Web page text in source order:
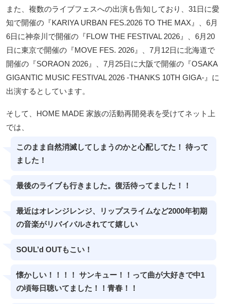
また、複数のライブフェスへの出演も告知しており、31日に愛
知で開催の『KARIYA URBAN FES.2026 TO THE MAX』、6月
6日に神奈川で開催の『FLOW THE FESTIVAL 2026』、6月20
日に東京で開催の『MOVE FES. 2026』、7月12日に北海道で
開催の『SORAON 2026』、7月25日に大阪で開催の『OSAKA
GIGANTIC MUSIC FESTIVAL 2026 -THANKS 10TH GIGA-』に
出演するとしています。
そして、HOME MADE 家族の活動再開発表を受けてネット上
では、
このまま自然消滅してしまうのかと心配してた！ 待って
ました！
最後のライブも行きました。復活待ってました！！
最近はオレンジレンジ、リップスライムなど2000年初期
の音楽がリバイバルされてて嬉しい
SOUL’d OUTもこい！
懐かしい！！！！ サンキュー！！って曲が大好きで中1
の頃毎日聴いてました！！青春！！